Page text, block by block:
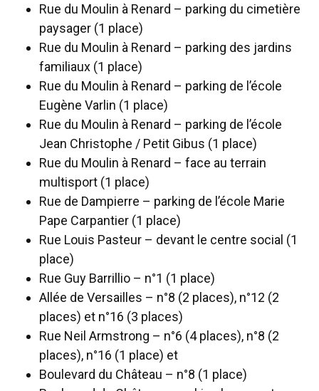
Rue du Moulin à Renard – parking du cimetière
paysager (1 place)
Rue du Moulin à Renard – parking des jardins
familiaux (1 place)
Rue du Moulin à Renard – parking de l’école
Eugène Varlin (1 place)
Rue du Moulin à Renard – parking de l’école
Jean Christophe / Petit Gibus (1 place)
Rue du Moulin à Renard – face au terrain
multisport (1 place)
Rue de Dampierre – parking de l’école Marie
Pape Carpantier (1 place)
Rue Louis Pasteur – devant le centre social (1
place)
Rue Guy Barrillio – n°1 (1 place)
Allée de Versailles – n°8 (2 places), n°12 (2
places) et n°16 (3 places)
Rue Neil Armstrong – n°6 (4 places), n°8 (2
places), n°16 (1 place) et
Boulevard du Château – n°8 (1 place)